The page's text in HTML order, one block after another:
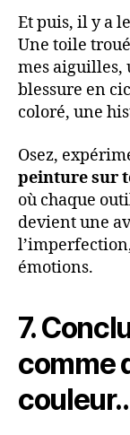
Et puis, il y a
Une toile
mes aiguilles,
blessure en
coloré, une
Osez,
peinture sur
où chaque
devient une
émotions.
7.
comme